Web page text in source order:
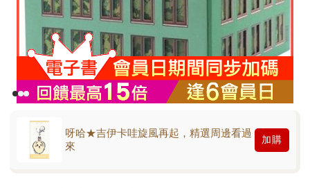
呀哈★吉伊卡哇旋風再起，精選周邊看過
來
加購